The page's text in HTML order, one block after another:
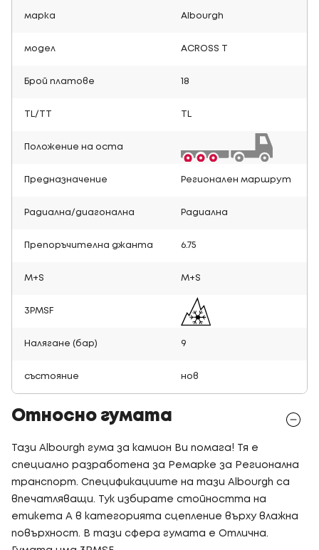
марка Albourgh
модел ACROSS T
Брой платове 18
TL/TT
Положение на оста
Предназначение Регионален маршрут
Радиална/диагонална Радиална
Препоръчителна джанта 6.75
M+S M+S
3PMSF
Налягане (бар) 9
състояние нов
Относно гумата
Тази Albourgh гума за камион Ви помага! Тя е
специално разработена за Ремарке за Регионална
транспорт. Спецификациите на тази Albourgh са
впечатляващи. Тук избирате стойността на
етикета A в категорията сцепление върху влажна
повърхност. В тази сфера гумата е Отлична.